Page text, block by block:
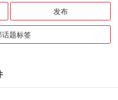
发布
话题标签